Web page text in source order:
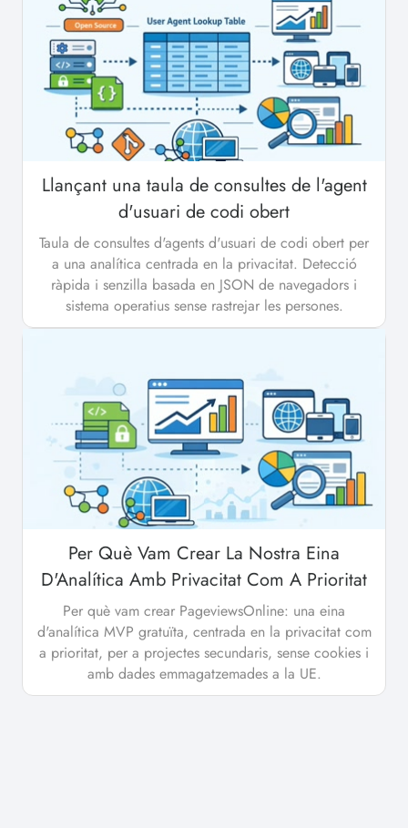
Llançant una taula de consultes de l'agent
d'usuari de codi obert
Taula de consultes d'agents d'usuari de codi obert per
a una analítica centrada en la privacitat. Detecció
ràpida i senzilla basada en JSON de navegadors i
sistema operatius sense rastrejar les persones.
Per Què Vam Crear La Nostra Eina
D'Analítica Amb Privacitat Com A Prioritat
Per què vam crear PageviewsOnline: una eina
d'analítica MVP gratuïta, centrada en la privacitat com
a prioritat, per a projectes secundaris, sense cookies i
amb dades emmagatzemades a la UE.